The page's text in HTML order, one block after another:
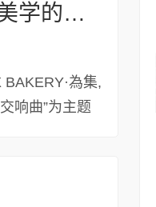
為集×象上亮相本色美术馆,法式优雅与东方美学的邂逅
為集,
响曲”为主题